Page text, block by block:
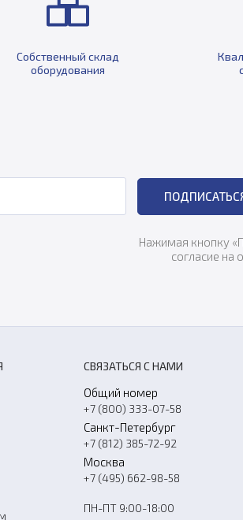
Собственный склад
оборудования
Нажимая кнопку
согласие на
СВЯЗАТЬСЯ С НАМИ
Общий номер
+7 (800) 333-07-58
Санкт-Петербург
+7 (812) 385-72-92
Москва
+7 (495) 662-98-58
ПН-ПТ 9:00-18:00